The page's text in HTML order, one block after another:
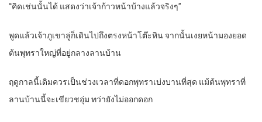
“คิดเช่นนั้นได้ แสดงว่าเจ้าก้าวหน้าบ้างแล้วจริงๆ”
พูดแล้วเจ้าภูเขาลู่ก็เดินไปถึงตรงหน้าโต๊ะหิน จากนั้นเงยหน้ามองยอด
ต้นพุทราใหญ่ที่อยู่กลางลานบ้าน
ฤดูกาลนี้เดิมควรเป็นช่วงเวลาที่ดอกพุทราเบ่งบานที่สุด แม้ต้นพุทราที่
ลานบ้านนี้จะเขียวชอุ่ม ทว่ายังไม่ออกดอก